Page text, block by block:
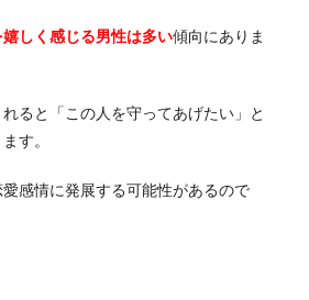
しく感じる男性は多い傾向にありま
ると「この人を守ってあげたい」と
す。
感情に発展する可能性があるので